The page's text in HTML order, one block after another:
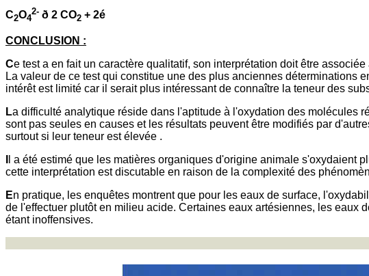
C2O4
2- ð 2 CO2 + 2é
CONCLUSION :
Ce test a en fait un caractère qualitatif, son interprétation doit être
La valeur de ce test qui constitue une des plus anciennes déterminations
intérêt est limité car il serait plus intéressant de connaître la teneur des
La difficulté analytique réside dans l'aptitude à l'oxydation des molécules
sont pas seules en causes et les résultats peuvent être modifiés par
surtout si leur teneur est élevée .
l a été estimé que les matières organiques d'origine animale
cette interprétation est discutable en raison de la complexité des
En pratique, les enquêtes montrent que pour les eaux de surface,
de l'effectuer plutôt en milieu acide. Certaines eaux artésiennes, les eaux
étant inoffensives.